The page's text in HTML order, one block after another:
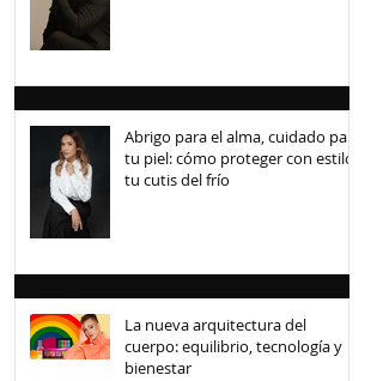
Abrigo para el alma, cuidado para
tu piel: cómo proteger con estilo
tu cutis del frío
La nueva arquitectura del
cuerpo: equilibrio, tecnología y
bienestar